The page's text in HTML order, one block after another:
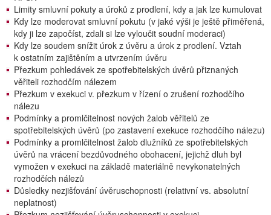
Limity smluvní pokuty a úroků z prodlení, kdy a jak lze kumulovat
Kdy lze moderovat smluvní pokutu (v jaké výši je ještě přiměřená,
kdy ji lze započíst, zdali si lze vyloučit soudní moderaci)
Kdy lze soudem snížit úrok z úvěru a úrok z prodlení. Vztah
k ostatním zajištěním a utvrzením úvěru
Přezkum pohledávek ze spotřebitelských úvěrů přiznaných
věřiteli rozhodčím nálezem
Přezkum v exekuci v. přezkum v řízení o zrušení rozhodčího
nálezu
Podmínky a promlčitelnost nových žalob věřitelů ze
spotřebitelských úvěrů (po zastavení exekuce rozhodčího nálezu)
Podmínky a promlčitelnost žalob dlužníků ze spotřebitelských
úvěrů na vrácení bezdůvodného obohacení, jejichž dluh byl
vymožen v exekuci na základě materiálně nevykonatelných
rozhodčích nálezů
Důsledky nezjišťování úvěruschopnosti (relativní vs. absolutní
neplatnost)